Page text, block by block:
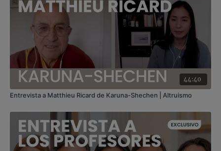
el movimiento y la respiración, que ayudan a reducir la
inflamación de forma natural y sostenible.
44:40
Entrevista a Matthieu Ricard de Karuna-Shechen | Altruismo